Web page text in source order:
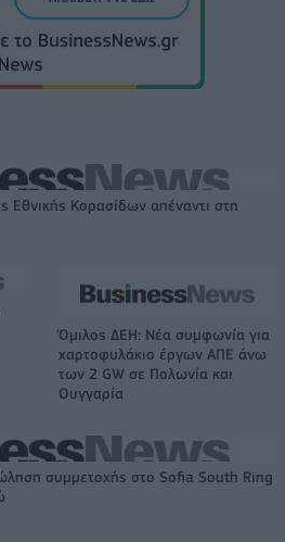
Εθνικής Κορασίδων απέναντι στη
Όμιλος ΔΕΗ: Νέα συμφωνία για
χαρτοφυλάκιο έργων ΑΠΕ άνω
των 2 GW σε Πολωνία και
Ουγγαρία
συμμετοχής στο Sofia South Ring